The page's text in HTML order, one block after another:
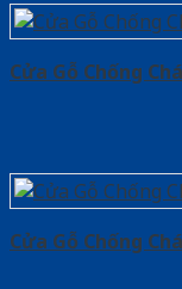
Cửa Gỗ Chống
Cửa Gỗ Chống